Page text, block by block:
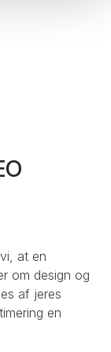
at en
om design og
af jeres
en